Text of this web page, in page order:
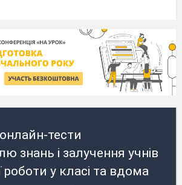
тести
знань і залучення учнів
роботи у класі та вдома